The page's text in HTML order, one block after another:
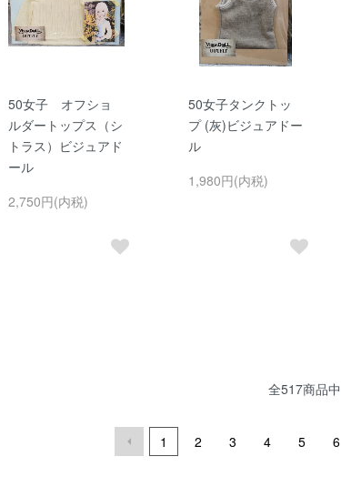
50女子 オフショ
ルダートップス（シ
トラス）ビジュアド
ール
2,750円(内税)
50女子タンクトッ
プ (灰)ビジュアドー
ル
1,980円(内税)
全517商品中
1 2 3 4 5 6